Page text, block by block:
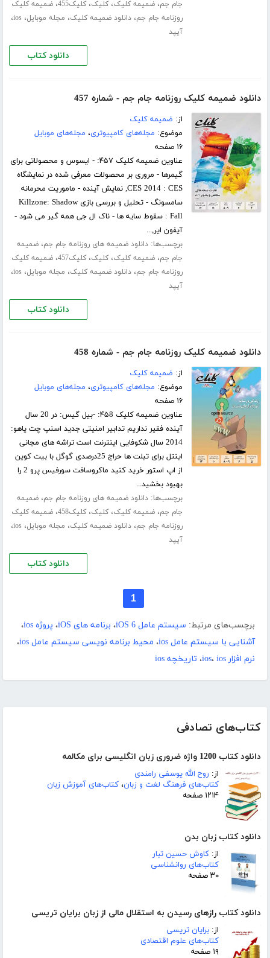
کتاب‌های تصادفی
دانلود کتاب 1200 واژه ضروری زبان انگلیسی برای مکالمه
از: روح الله یوسفی رامندی
کتاب‌های فرهنگ لغت و زبان، کتاب‌های آموزش زبان
۱۲۱۴ صفحه
دانلود کتاب زبان بدن
از: کاوش حسین تبار
کتاب‌های روانشناسی
۳۰ صفحه
دانلود کتاب رازهای رسیدن به استقلال مالی از زبان برایان تریسی
از: برایان تریسی
کتاب‌های علوم اقتصادی
۱۹ صفحه
جام جم،ضمیمه کلیک،کلیک،کلیک455 ،ضمیمه کلیک
روزنامه جام جم،دانلود ضمیمه کلیک، مجله موبایل،ios،
آیپد
دانلود کتاب
دانلود ضمیمه کلیک روزنامه جام جم - شماره 457
از: ضمیمه کلیک
موضوع: مجله‌های کامپیوتری، مجله‌های موبایل
۱۶ صفحه
عناوین ضمیمه کلیک ۴۵۷: - ایسوس و محصولاتی برای
گیمرها - مروری بر محصولات معرفی شده در نمایشگاه
CES 2014 : CES, نمایش آینده - ماموریت محرمانه
سامسونگ - تحلیل و بررسی بازی Killzone: Shadow
Fall : سقوط سایه ها - ناک ال جی همه گیر می شود -
آیفون ایر,...
برچسب‌ها:دانلود ضمیمه های روزنامه جام جم،ضمیمه
جام جم،ضمیمه کلیک،کلیک،کلیک457 ،ضمیمه کلیک
روزنامه جام جم،دانلود ضمیمه کلیک، مجله موبایل،ios،
آیپد
دانلود کتاب
دانلود ضمیمه کلیک روزنامه جام جم - شماره 458
از: ضمیمه کلیک
موضوع: مجله‌های کامپیوتری، مجله‌های موبایل
۱۶ صفحه
عناوین ضمیمه کلیک ۴۵8: -بیل گیس: در 20 سال
آینده فقیر نداریم تدابیر امنیتی جدید اسنپ چت یاهو:
2014 سال شکوفایی اینترنت است تراشه های مجانی
اینتل برای تبلت ها حراج 25درصدی گوگل با بیت کوین
از اپ استور خرید کنید ماکروسافت سورفیس پرو 2 را
بهبود بخشید...
برچسب‌ها:دانلود ضمیمه های روزنامه جام جم،ضمیمه
جام جم،ضمیمه کلیک،کلیک،کلیک458 ،ضمیمه کلیک
روزنامه جام جم،دانلود ضمیمه کلیک، مجله موبایل،ios،
آیپد
دانلود کتاب
1
برچسب‌های مرتبط: سیستم ‌عامل iOS 6 ، برنامه های iOS ، پروژه ios
،
آشنایی با سیستم عامل ios
، محیط برنامه نویسی سیستم عامل ios
،
نرم افزار ios
، ios ، تاریخچه ios